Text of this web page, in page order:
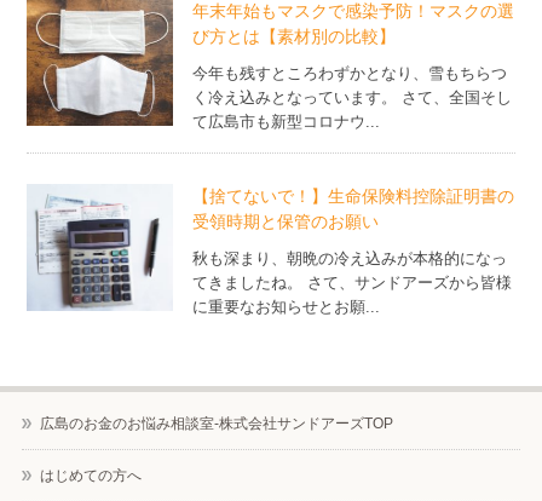
年末年始もマスクで感染予防！マスクの選
び方とは【素材別の比較】
今年も残すところわずかとなり、雪もちらつ
く冷え込みとなっています。 さて、全国そし
て広島市も新型コロナウ...
【捨てないで！】生命保険料控除証明書の
受領時期と保管のお願い
秋も深まり、朝晩の冷え込みが本格的になっ
てきましたね。 さて、サンドアーズから皆様
に重要なお知らせとお願...
広島のお金のお悩み相談室-株式会社サンドアーズTOP
はじめての方へ